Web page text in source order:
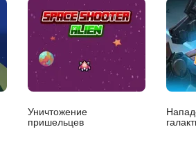
Уничтожение
пришельцев